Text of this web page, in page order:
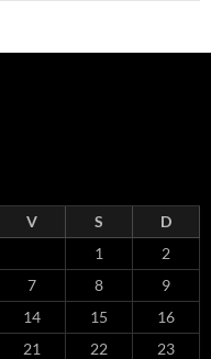
V S
D
1
2
7 8
9
14 15
16
21 22
23